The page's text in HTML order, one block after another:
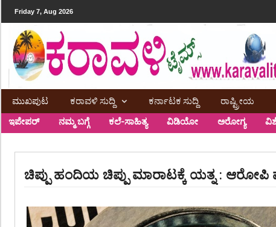
Friday 7, Aug 2026
ಮುಖಪುಟ ಕರಾವಳಿ ಸುದ್ದಿ ಕರ್ನಾಟಕ ಸುದ್ದಿ ರಾಷ್ಟ್ರೀಯ
ಇಪೇಪರ್ ನಮ್ಮ ಬಗ್ಗೆ ಕಲೆ-ಸಾಹಿತ್ಯ ವಿಡಿಯೋ ಅರೋಗ್ಯ
ಚಿಪ್ಪು ಹಂದಿಯ ಚಿಪ್ಪು ಮಾರಾಟಕ್ಕೆ ಯತ್ನ : ಆರೋಪಿ